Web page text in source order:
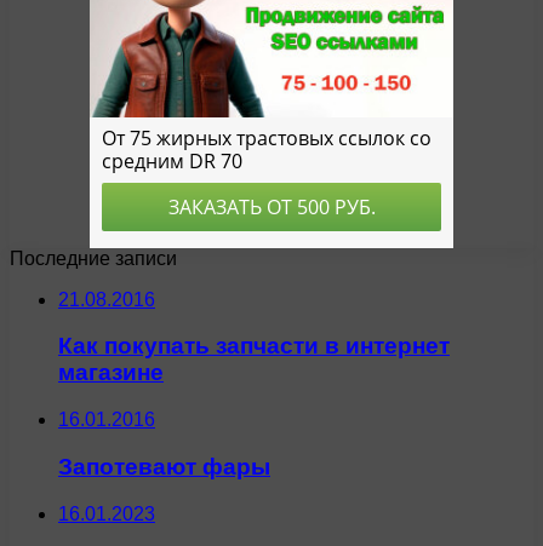
Последние записи
21.08.2016
Как покупать запчасти в интернет
магазине
16.01.2016
Запотевают фары
16.01.2023